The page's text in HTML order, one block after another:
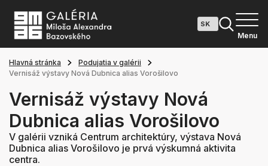
Menu
Hlavná stránka
Podujatia v galérii
Vernisáž výstavy Nová Dubnica alias Vorošilovo
Vernisáž výstavy Nová
Dubnica alias Vorošilovo
V galérii vzniká Centrum architektúry, výstava Nová
Dubnica alias Vorošilovo je prvá výskumná aktivita
centra.